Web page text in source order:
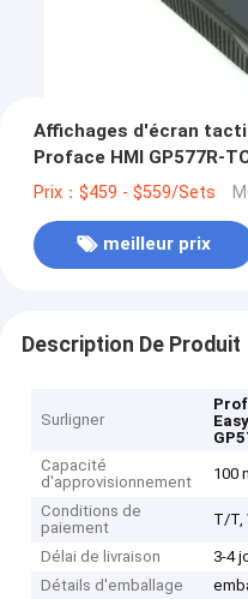
Affichages d'écran
Proface HMI GP577R-
Prix：$459 - $559/Sets
meilleur prix
Description De Produit
Surligner
Capacité
d'approvisionnement
100
Conditions de
paiement
T/T,
Délai de livraison
3-4
Détails d'emballage